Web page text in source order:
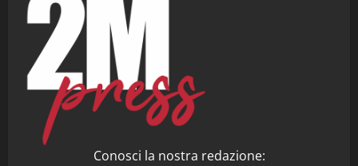
Conosci la nostra redazione: